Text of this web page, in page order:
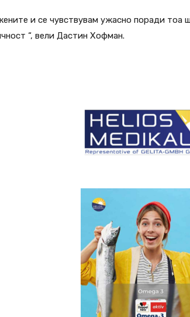
и се чувствувам ужасно поради тоа
“, вели Дастин Хофман.